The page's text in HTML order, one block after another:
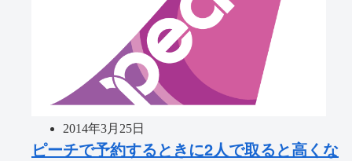
2014年3月25日
ピーチで予約するときに2人で取ると高くな